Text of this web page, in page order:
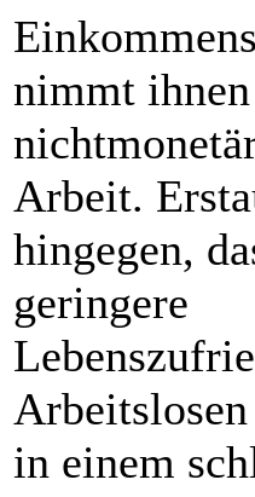
nimmt
Arbeit.
hingegen,
geringere
in einem